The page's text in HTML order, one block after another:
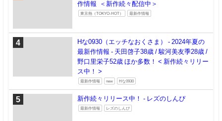
作情報 ＜新作続々配信中＞
東京熱（TOKYO-HOT） 最新作情報
Hな0930（エッチなおくさま） - 2024年夏の
最新作情報 - 天田啓子38歳 / 駿河美友季28歳 /
野口里栄子52歳 ほか多数！ < 新作続々リリー
ス中！ >
最新作情報 new Hな0930
新作続々リリース中！ - レズのしんぴ
最新作情報 レズのしんぴ